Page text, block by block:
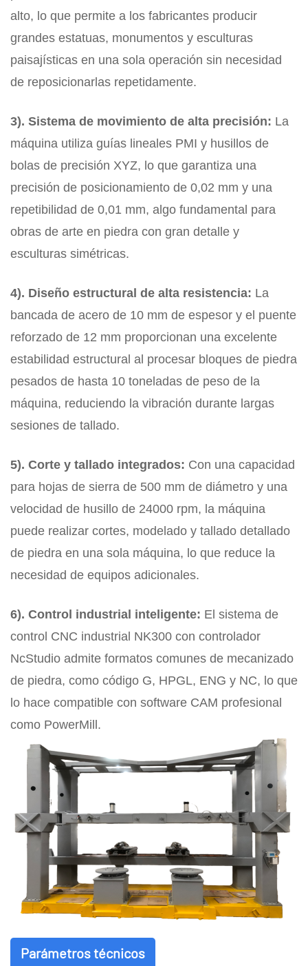
alto, lo que permite a los fabricantes producir
grandes estatuas, monumentos y esculturas
paisajísticas en una sola operación sin necesidad
de reposicionarlas repetidamente.
3). Sistema de movimiento de alta precisión: La
máquina utiliza guías lineales PMI y husillos de
bolas de precisión XYZ, lo que garantiza una
precisión de posicionamiento de 0,02 mm y una
repetibilidad de 0,01 mm, algo fundamental para
obras de arte en piedra con gran detalle y
esculturas simétricas.
4). Diseño estructural de alta resistencia: La
bancada de acero de 10 mm de espesor y el puente
reforzado de 12 mm proporcionan una excelente
estabilidad estructural al procesar bloques de piedra
pesados ​​de hasta 10 toneladas de peso de la
máquina, reduciendo la vibración durante largas
sesiones de tallado.
5). Corte y tallado integrados: Con una capacidad
para hojas de sierra de 500 mm de diámetro y una
velocidad de husillo de 24000 rpm, la máquina
puede realizar cortes, modelado y tallado detallado
de piedra en una sola máquina, lo que reduce la
necesidad de equipos adicionales.
6). Control industrial inteligente: El sistema de
control CNC industrial NK300 con controlador
NcStudio admite formatos comunes de mecanizado
de piedra, como código G, HPGL, ENG y NC, lo que
lo hace compatible con software CAM profesional
como PowerMill.
Parámetros técnicos